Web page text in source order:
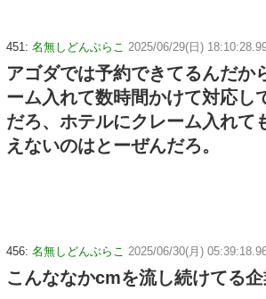
451: 名無しどんぶらこ 2025/06/29(日)
アゴダでは予約できてるんだか
ーム入れて数時間かけて対応し
だろ、ホテルにクレーム入れて
えないのはとーぜんだろ。
456: 名無しどんぶらこ 2025/06/30(月)
こんななかcmを流し続けてる